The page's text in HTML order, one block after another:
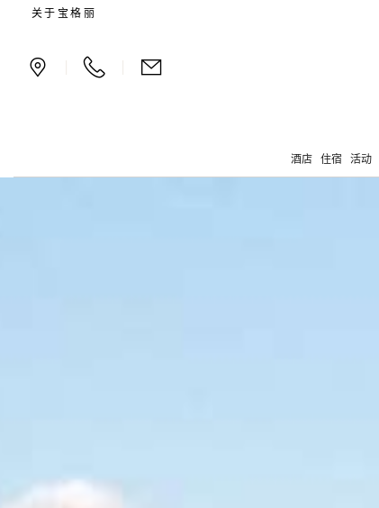
直升飞机之旅
关于宝格丽
酒店 住宿 活动